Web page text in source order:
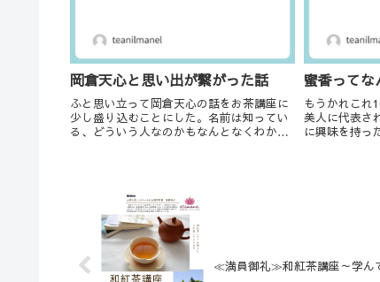
岡倉天心と思い出が繋がった話
ふと思い立って岡倉天心の話をお茶講座に
少し盛り込むことにした。名前は知ってい
る、どういう人なのかもなんとなくわかっ
蜜香ってな
もうかれこれ
美人に代表さ
に興味を持っ
≪満員御礼≫和紅茶講座～学ん